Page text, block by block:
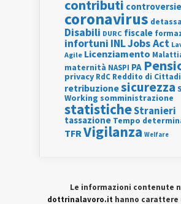
contributi controversie
coronavirus
Disabili DURC fiscale
infortuni INLJobs Act
Agile Licenziamento
maternità NASPI PA
privacy RdC Reddito di
retribuzionesicurezza
Working somministrazione
statisticheStranieri
tassazione Tempo
TFRVigilanza Welfare
Le informazioni contenute
dottrinalavoro.it hanno carattere